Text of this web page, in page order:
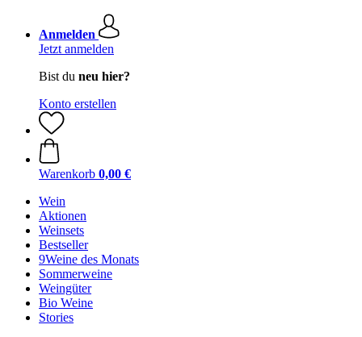
Anmelden
Jetzt anmelden
Bist du neu hier?
Konto erstellen
Warenkorb 0,00 €
Wein
Aktionen
Weinsets
Bestseller
9Weine des Monats
Sommerweine
Weingüter
Bio Weine
Stories